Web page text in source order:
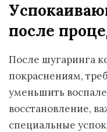
после
После шугаринга
покраснениям,
уменьшить
восстановление,
специальные